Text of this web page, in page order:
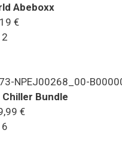
Abeboxx
€
Bundle
€